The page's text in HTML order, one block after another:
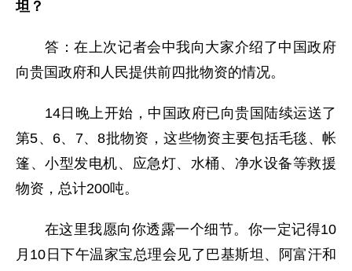
坦？
答：在上次记者会中我向大家介绍了中国政府
向贵国政府和人民提供前四批物资的情况。
14日晚上开始，中国政府已向贵国陆续运送了
第5、6、7、8批物资，这些物资主要包括毛毯、帐
篷、小型发电机、应急灯、水桶、净水设备等救援
物资，总计200吨。
在这里我愿向你透露一个细节。你一定记得10
月10日下午温家宝总理会见了巴基斯坦、阿富汗和